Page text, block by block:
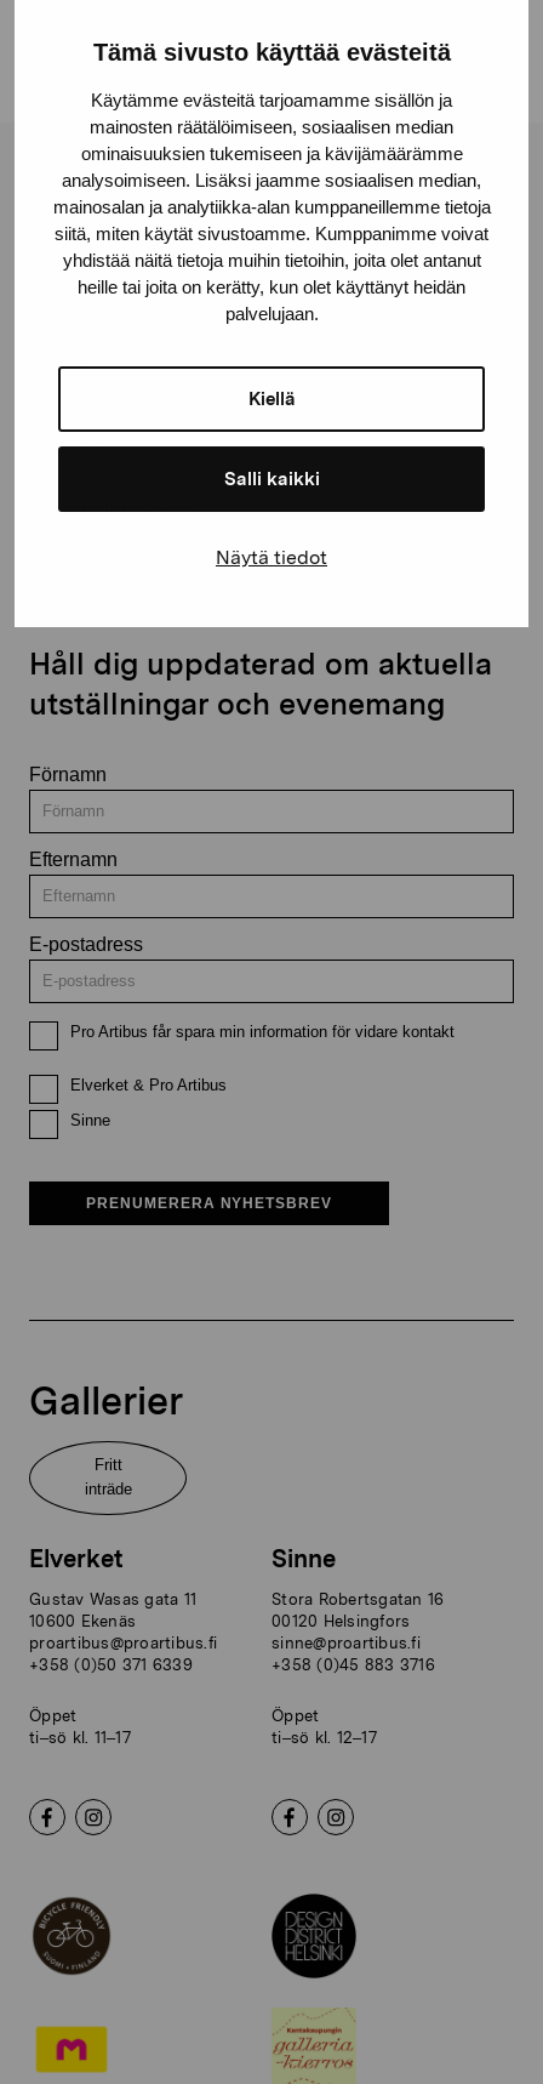
Tämä sivusto käyttää evästeitä
Käytämme evästeitä tarjoamamme sisällön ja
mainosten räätälöimiseen, sosiaalisen median
ominaisuuksien tukemiseen ja kävijämäärämme
analysoimiseen. Lisäksi jaamme sosiaalisen median,
mainosalan ja analytiikka-alan kumppaneillemme tietoja
siitä, miten käytät sivustoamme. Kumppanimme voivat
yhdistää näitä tietoja muihin tietoihin, joita olet antanut
heille tai joita on kerätty, kun olet käyttänyt heidän
palvelujaan.
Kiellä
Salli kaikki
Näytä tiedot
Stiftelsen Pro Artibus
Gustav Wasas gata 11
10600 Ekenäs
proartibus@proartibus.fi
Kontakta oss
Håll dig uppdaterad om aktuella
utställningar och evenemang
Förnamn
Efternamn
E-postadress
Pro Artibus får spara min information för vidare kontakt
Elverket & Pro Artibus
Sinne
PRENUMERERA NYHETSBREV
Gallerier
Fritt
inträde
Elverket
Gustav Wasas gata 11
10600 Ekenäs
proartibus@proartibus.fi
+358 (0)50 371 6339
Öppet
ti–sö kl. 11–17
Sinne
Stora Robertsgatan 16
00120 Helsingfors
sinne@proartibus.fi
+358 (0)45 883 3716
Öppet
ti–sö kl. 12–17